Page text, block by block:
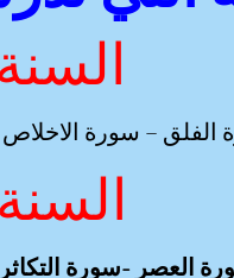
الفلق – سورة